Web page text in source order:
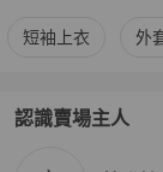
更多Chrome
短袖上衣 外
認識賣場主人
PopChill 拍拍圈